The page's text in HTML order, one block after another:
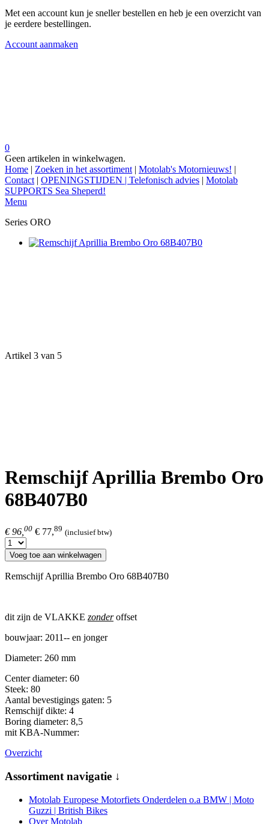
Met een account kun je sneller bestellen en heb je een overzicht van
je eerdere bestellingen.
Account aanmaken
0
Geen artikelen in winkelwagen.
Home | Zoeken in het assortiment | Motolab's Motornieuws! |
Contact | OPENINGSTIJDEN | Telefonisch advies | Motolab
SUPPORTS Sea Sheperd!
Menu
Series ORO
Artikel 3 van 5
Remschijf Aprillia Brembo Oro
68B407B0
€ 96, 00 € 77,89 (inclusief btw)
Voeg toe aan winkelwagen
Remschijf Aprillia Brembo Oro 68B407B0
dit zijn de VLAKKE zonderoffset
bouwjaar: 2011-- en jonger
Diameter: 260 mm
Center diameter: 60
Steek: 80
Aantal bevestigings gaten: 5
Remschijf dikte: 4
Boring diameter: 8,5
mit KBA-Nummer:
Overzicht
Assortiment navigatie ↓
Motolab Europese Motorfiets Onderdelen o.a BMW | Moto
Guzzi | British Bikes
Over Motolab